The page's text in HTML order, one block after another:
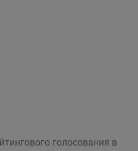
голосования в